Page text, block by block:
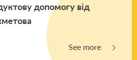
допомогу від
See more